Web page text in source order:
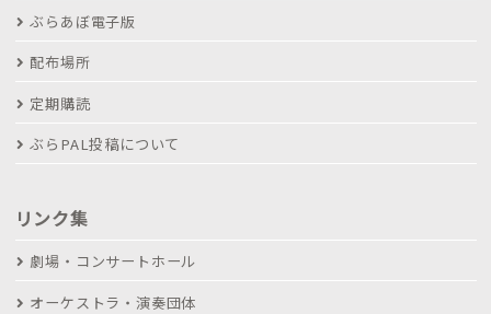
ぶらあぼ電子版
配布場所
定期購読
ぶらPAL投稿について
リンク集
劇場・コンサートホール
オーケストラ・演奏団体